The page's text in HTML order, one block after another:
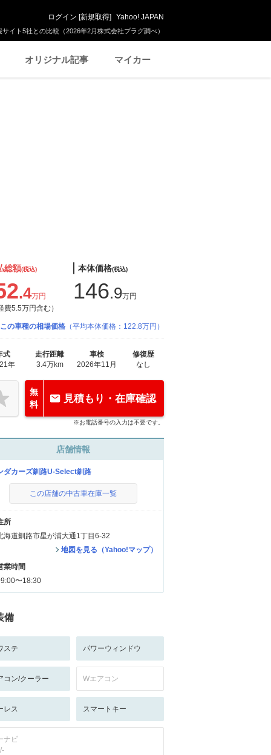
イト5社との比較（2026年2月株式会社プラグ調べ）
ログイン [新規取得] Yahoo! JAPAN
オリジナル記事 マイカー
総額(税込)
.4万円
費5.5万円含む）
本体価格(税込)
146.9万円
この車種の相場価格 （平均本体価格：122.8万円）
式
年
走行距離
3.4万km
車検
2026年11月
修復歴
なし
無
料
見積もり・在庫確認
※お電話番号の入力は不要です。
店舗情報
ダカーズ釧路U-Select釧路
この店舗の中古車在庫一覧
所
海道釧路市星が浦大通1丁目6-32
地図を見る（Yahoo!マップ）
業時間
〜18:30
備
ステ パワーウィンドウ
コン/クーラー Wエアコン
レス スマートキー
ナビ